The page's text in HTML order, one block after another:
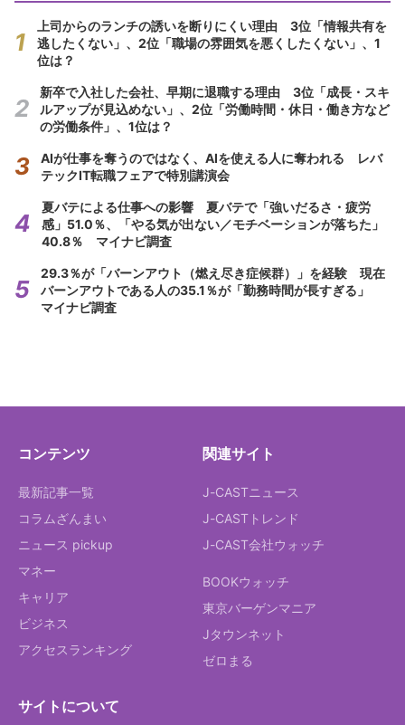
上司からのランチの誘いを断りにくい理由 3位「情報共有を
逃したくない」、2位「職場の雰囲気を悪くしたくない」、1
位は？
新卒で入社した会社、早期に退職する理由 3位「成長・スキ
ルアップが見込めない」、2位「労働時間・休日・働き方など
の労働条件」、1位は？
AIが仕事を奪うのではなく、AIを使える人に奪われる レバ
テックIT転職フェアで特別講演会
夏バテによる仕事への影響 夏バテで「強いだるさ・疲労
感」51.0％、「やる気が出ない／モチベーションが落ちた」
40.8％ マイナビ調査
29.3％が「バーンアウト（燃え尽き症候群）」を経験 現在
バーンアウトである人の35.1％が「勤務時間が長すぎる」
マイナビ調査
コンテンツ
最新記事一覧
コラムざんまい
ニュース pickup
マネー
キャリア
ビジネス
アクセスランキング
関連サイト
J-CASTニュース
J-CASTトレンド
J-CAST会社ウォッチ
BOOKウォッチ
東京バーゲンマニア
Jタウンネット
ゼロまる
サイトについて